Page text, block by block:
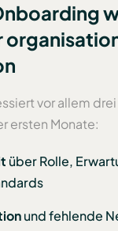
vor allem
ersten Monate:
über Rolle,
und fehlende